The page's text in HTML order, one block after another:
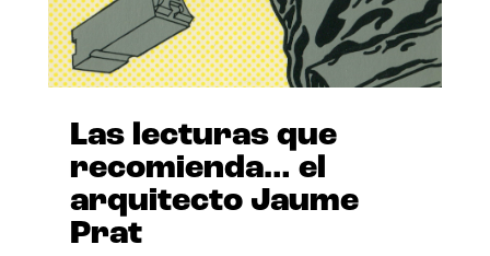
Las lecturas que
recomienda… el
arquitecto Jaume
Prat